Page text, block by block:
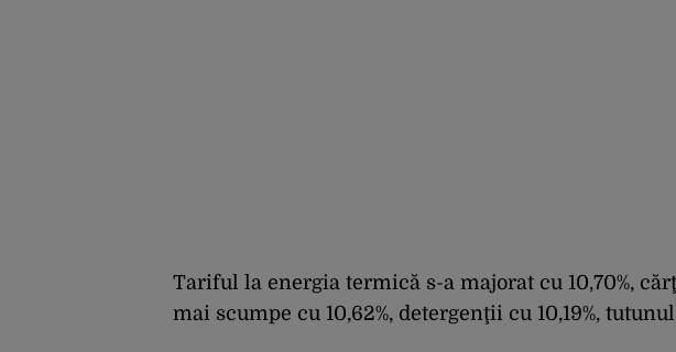
Tariful la energia termică s-a majorat cu 10,70%,
mai scumpe cu 10,62%, detergenţii cu 10,19%,